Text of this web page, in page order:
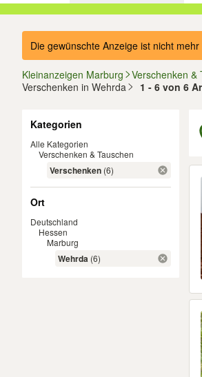
Die gewünschte Anzeige ist nicht
Kleinanzeigen Marburg
Verschenken &
Verschenken in Wehrda
1 - 6 von 6
Kategorien
Alle Kategorien
Verschenken & Tauschen
Verschenken (6)
Ort
Deutschland
Hessen
Marburg
Wehrda (6)